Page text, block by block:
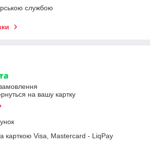
службою
на вашу картку
карткою Visa, Mastercard - LiqPay